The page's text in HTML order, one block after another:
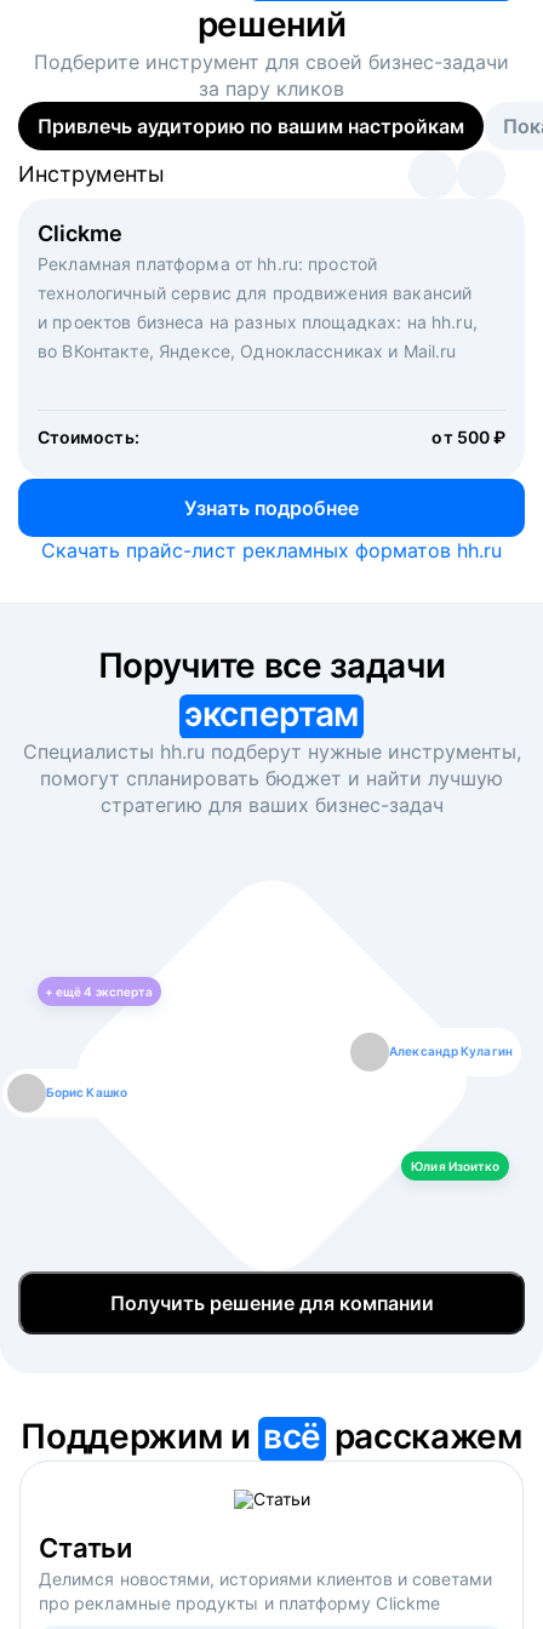
решений
Подберите инструмент для своей бизнес-задачи
за пару кликов
Привлечь аудиторию по вашим настройкам
Clickme
Рекламная платформа от hh.ru: простой
технологичный сервис для продвижения вакансий
и проектов бизнеса на разных площадках: на hh.ru,
во ВКонтакте, Яндексе, Одноклассниках и Mail.ru
Стоимость: от 500 ₽
Узнать подробнее
Инструменты
Вакансия дня
Рекламный формат для вакансий на главной странице
hh.ru. Увеличивает количество откликов
Инструменты
Массовый подбор под ключ. Решите, сколько
кандидатов и когда вам нужно, и за дело возьмутся
маркетологи, рекрутеры и проектные менеджеры
hh.ru с целым набором digital-инструментов
Инструменты
Скачать прайс-лист рекламных форматов hh.ru
экспертам
Специалисты hh.ru подберут нужные инструменты,
помогут спланировать бюджет и найти лучшую
стратегию для ваших бизнес-задач
+ ещё4 эксперта
Борис Кашко
Александр Кулагин
Юлия Изоитко
Юлия Изоитко
Даниил Макаров
Александр Кулагин
Екатерина Лазаренко
Даниил Макаров
Борис Кашко
Екатерина Лазаренко
Юлия Изоитко
Получить решение для компании
Поддержим ивсё расскажем
Статьи
Делимся новостями, историями клиентов и советами
про рекламные продукты и платформу Clickme